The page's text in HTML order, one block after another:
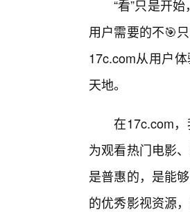
“看”只是开
用户需要的不🎯
17c.com从用户
天地。
在17c.com
为观看热门电影
是普惠的，是能
的优秀影视资源